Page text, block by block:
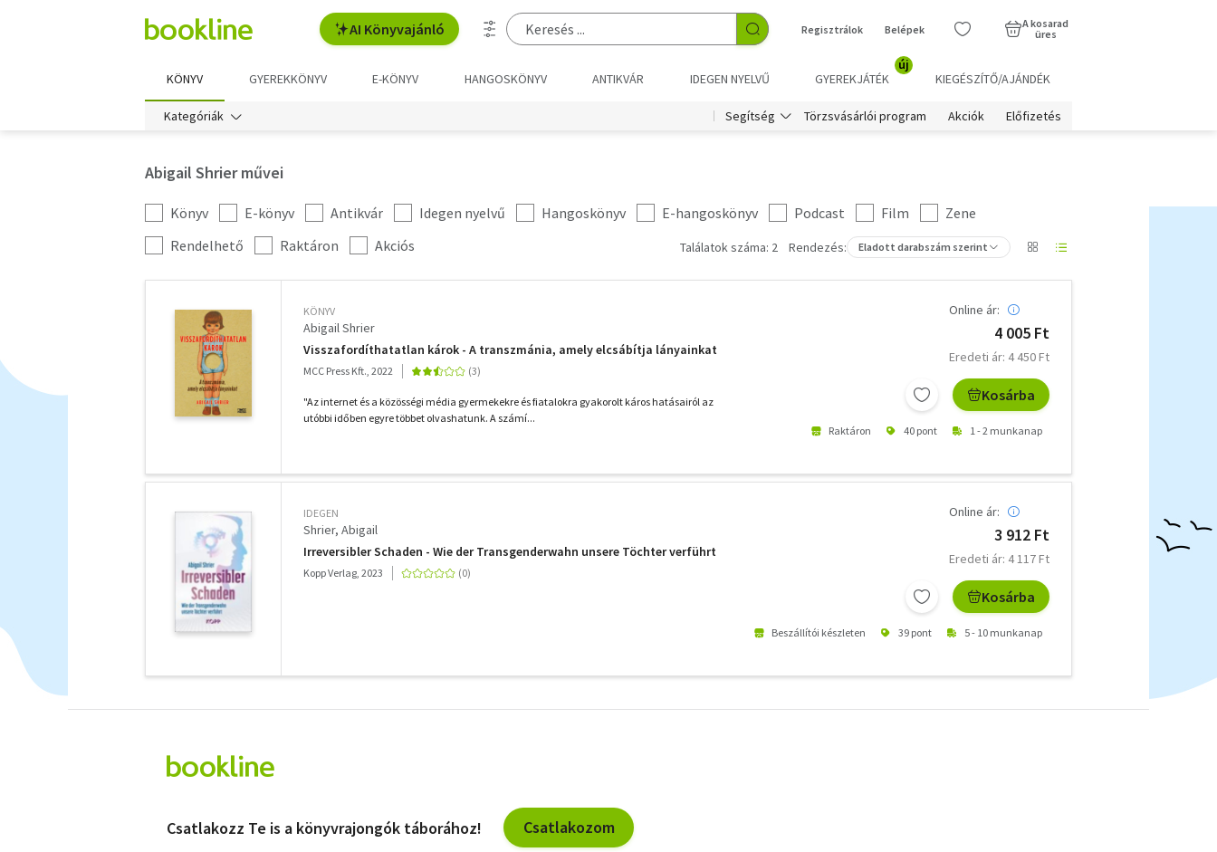
AI Könyvajánló Regisztrálok Belépek
A kosarad
üres
KÖNYV GYEREKKÖNYV E-KÖNYV HANGOSKÖNYV ANTIKVÁR IDEGEN NYELVŰ GYEREKJÁTÉK
új
KIEGÉSZÍTŐ/AJÁNDÉK
Kategóriák Segítség Törzsvásárlói program Akciók Előfizetés
Abigail Shrier művei
Kategória
szűrés
Könyv E-könyv Antikvár Idegen nyelvű Hangoskönyv E-hangoskönyv Podcast Film
Zene
További
szűrők
Rendelhető Raktáron Akciós Találatok száma: 2 Rendezés: Eladott darabszám szerint
KÖNYV
Abigail Shrier
Visszafordíthatatlan károk - A transzmánia, amely elcsábítja lányainkat
MCC Press Kft., 2022
"Az internet és a közösségi média gyermekekre és fiatalokra gyakorolt káros hatásairól az
utóbbi időben egyre többet olvashatunk. A számí...
Online ár:
4 005 Ft
Eredeti ár: 4 450 Ft
Kosárba
Raktáron 40 pont 1 - 2 munkanap
IDEGEN
Shrier, Abigail
Irreversibler Schaden - Wie der Transgenderwahn unsere Töchter verführt
Kopp Verlag, 2023
Online ár:
3 912 Ft
Eredeti ár: 4 117 Ft
Kosárba
Beszállítói készleten 39 pont 5 - 10 munkanap
szűrők
Csatlakozz Te is a könyvrajongók táborához! Csatlakozom